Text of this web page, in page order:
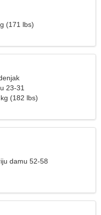
(171 lbs)
23-31
(182 lbs)
damu 52-58